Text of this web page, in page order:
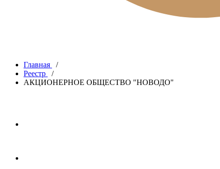
Главная
/
Реестр
/
АКЦИОНЕРНОЕ ОБЩЕСТВО "НОВОДО"